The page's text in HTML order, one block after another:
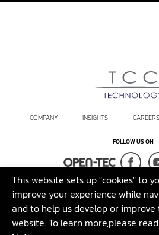
This website sets up "cookies" to
improve your experience while
and to help us develop or
website. To learn more,please
COMPANY INSIGHTS CAREERS
FOLLOW US ON
Terms and Conditions Sustainability
©2026 T.C.C. Technology Co.,